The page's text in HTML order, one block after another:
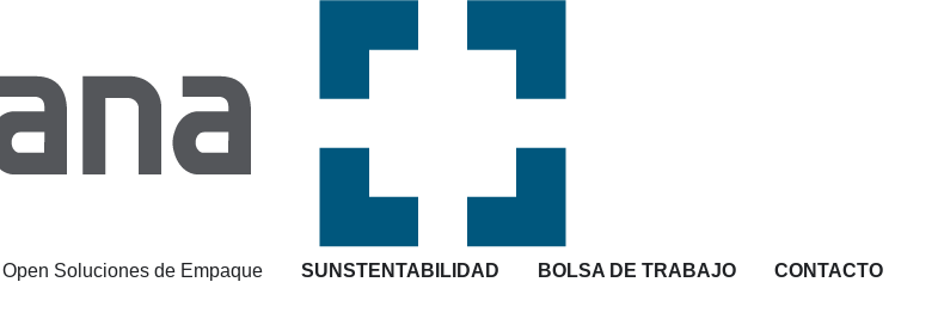
Open Soluciones de Empaque SUNSTENTABILIDAD BOLSA DE TRABAJO CONTACTO